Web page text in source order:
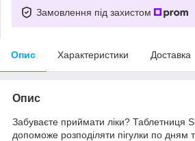
Замовлення під захистом
Опис Характеристики Доставка
Опис
Забуваєте приймати ліки? Таблетниця
допоможе розподіляти пігулки по дням